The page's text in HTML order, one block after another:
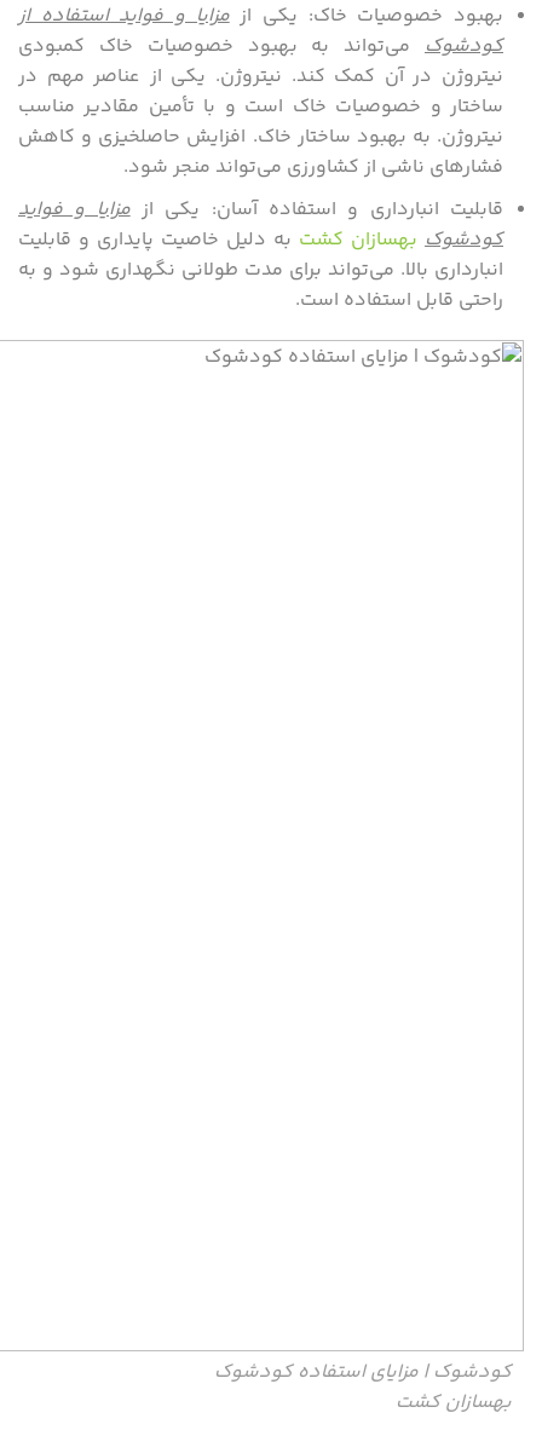
بهبود خصوصیات خاک: یکی ازمزایا و فواید استفاده از
کودشوک می‌تواند به بهبود خصوصیات خاک کمبودی
نیتروژن در آن کمک کند. نیتروژن. یکی از عناصر مهم در
ساختار و خصوصیات خاک است و با تأمین مقادیر مناسب
نیتروژن. به بهبود ساختار خاک. افزایش حاصلخیزی و کاهش
فشارهای ناشی از کشاورزی می‌تواند منجر شود.
قابلیت انبار‌داری و استفاده آسان: یکی ازمزایا و فواید
کودشوک بهسازان کشت به دلیل خاصیت پایداری و قابلیت
انبار‌داری بالا. می‌تواند برای مدت طولانی نگهداری شود و به
راحتی قابل استفاده است.
کودشوک | مزایای استفاده کودشوک
بهسازان کشت